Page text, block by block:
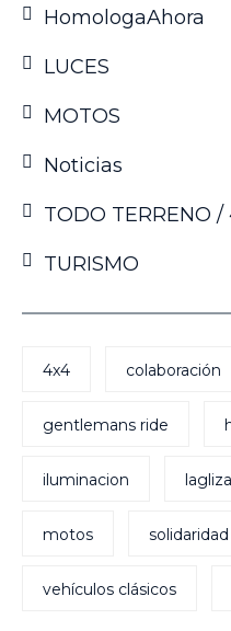
HomologaAhora
LUCES
MOTOS
Noticias
TODO TERRENO /
TURISMO
4x4 colaboración
gentlemans ride
iluminacion
motos solidaridad
vehículos clásicos